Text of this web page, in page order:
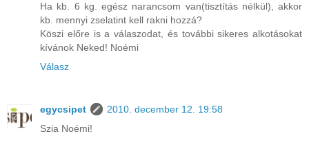
Ha kb. 6 kg. egész narancsom van(tisztítás nélkül), akkor
kb. mennyi zselatint kell rakni hozzá?
Köszi előre is a válaszodat, és további sikeres alkotásokat
kívánok Neked! Noémi
Válasz
egycsipet
2010. december 12. 19:58
Szia Noémi!